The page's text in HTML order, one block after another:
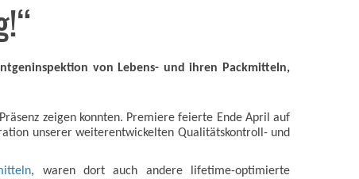
von Lebens- und ihren Packmitteln,
zeigen konnten. Premiere feierte Ende April auf
unserer weiterentwickelten Qualitätskontroll- und
, waren dort auch andere lifetime-optimierte